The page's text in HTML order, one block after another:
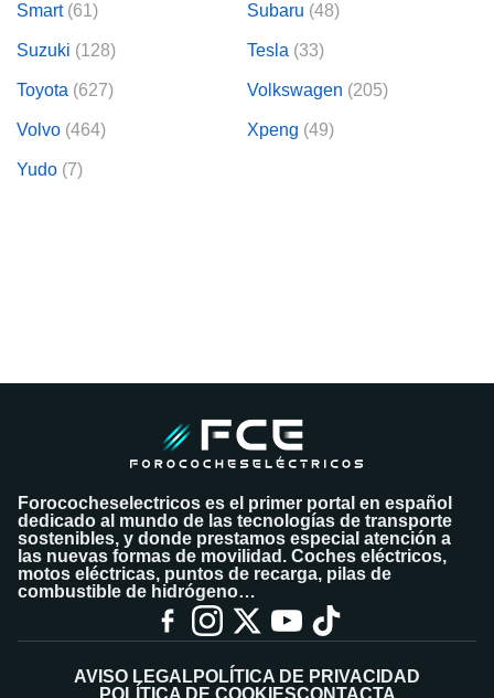
Smart(61) Subaru (48)
Suzuki (128) Tesla (33)
Toyota (627) Volkswagen (205)
Volvo (464) Xpeng (49)
Yudo (7)
Forococheselectricos es el primer portal en español
dedicado al mundo de las tecnologías de transporte
sostenibles, y donde prestamos especial atención a
las nuevas formas de movilidad. Coches eléctricos,
motos eléctricas, puntos de recarga, pilas de
combustible de hidrógeno…
AVISO LEGALPOLÍTICA DE PRIVACIDAD